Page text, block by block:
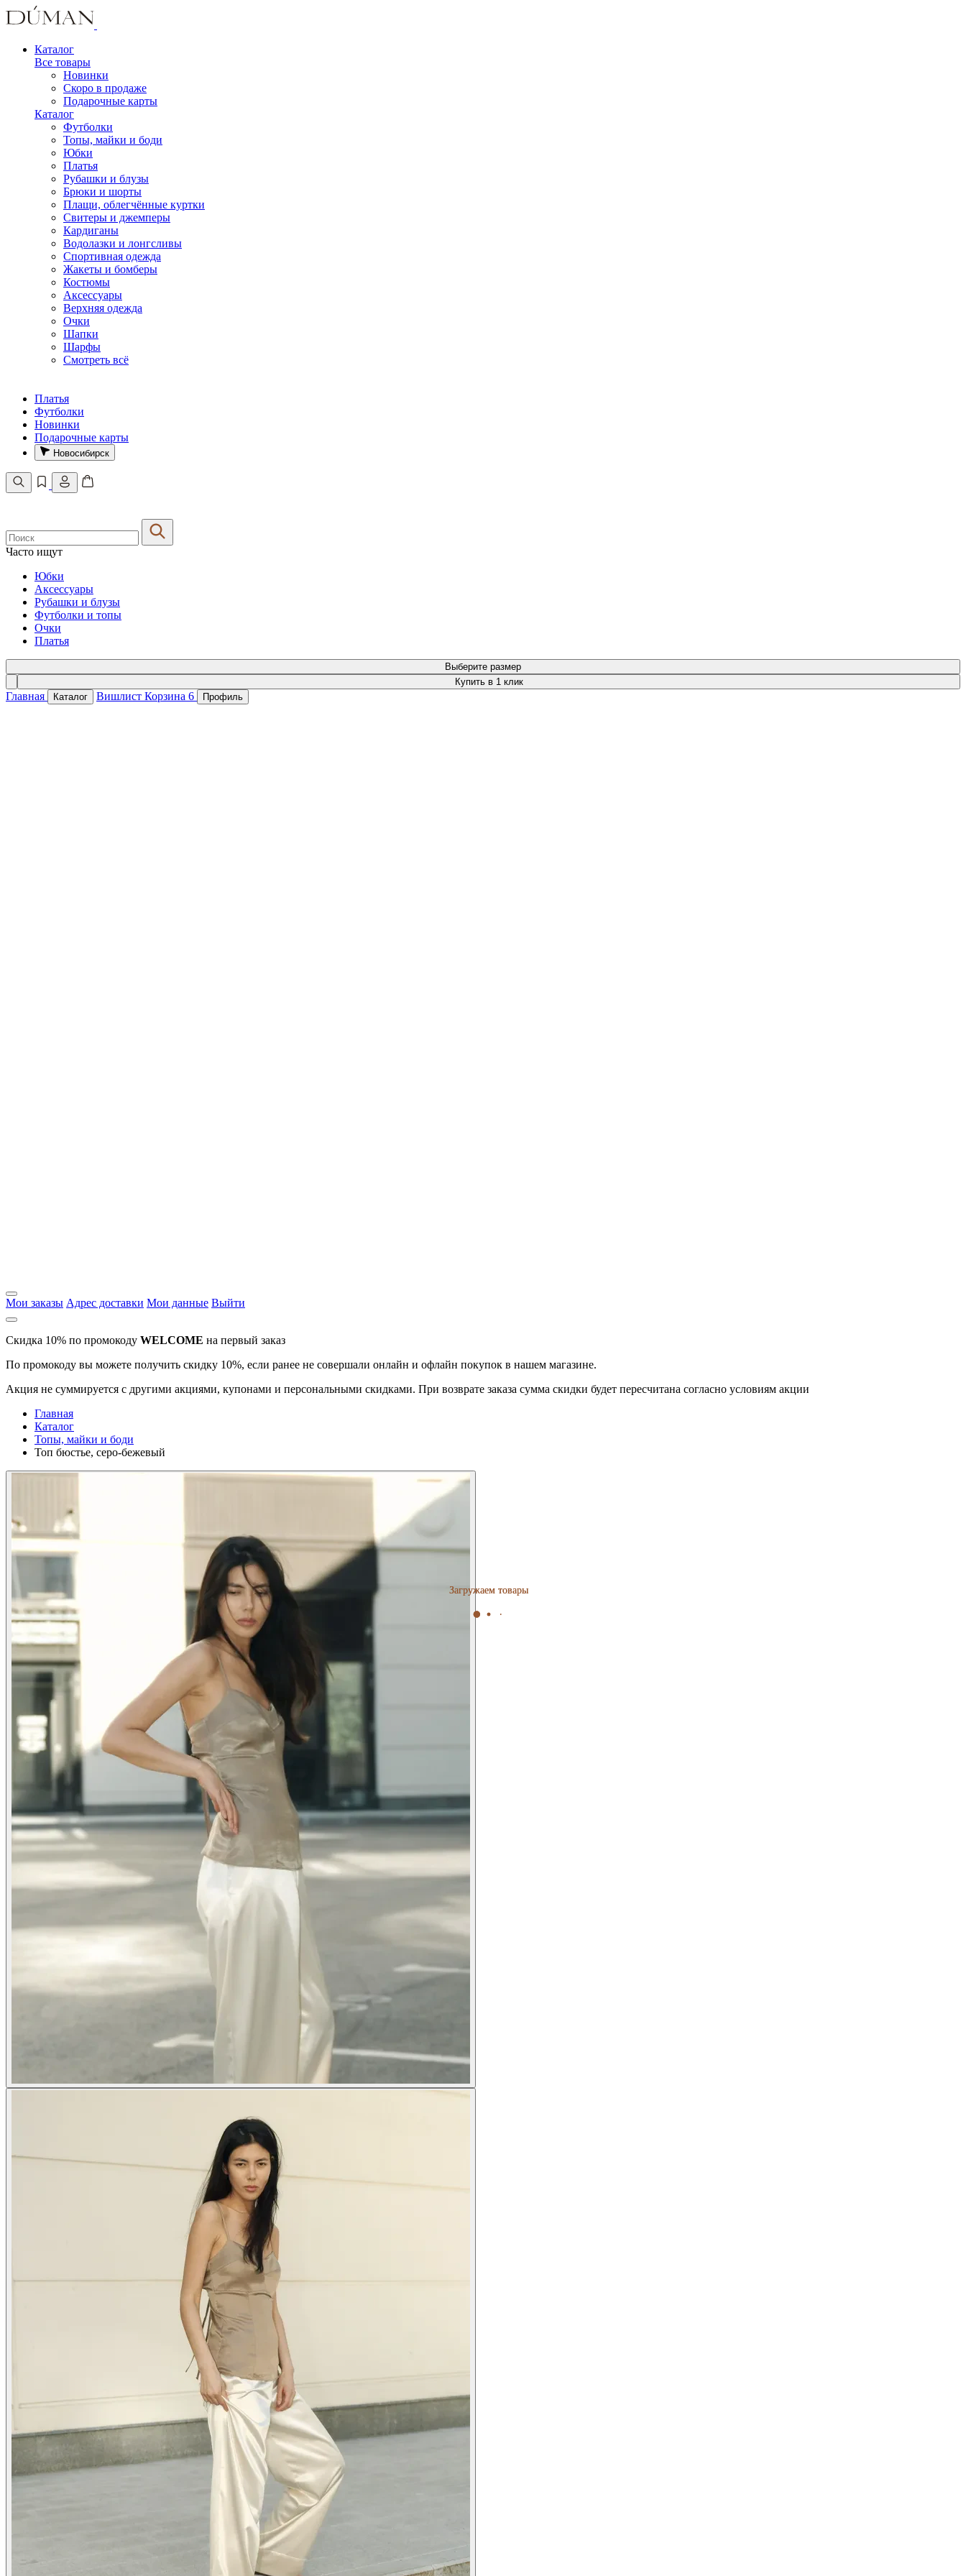
Каталог
Все товары
Новинки
Скоро в продаже
Подарочные карты
Каталог
Футболки
Топы, майки и боди
Юбки
Платья
Рубашки и блузы
Брюки и шорты
Плащи, облегчённые куртки
Свитеры и джемперы
Кардиганы
Водолазки и лонгсливы
Спортивная одежда
Жакеты и бомберы
Костюмы
Аксессуары
Верхняя одежда
Очки
Шапки
Шарфы
Смотреть всё
Платья
Футболки
Новинки
Подарочные карты
Новосибирск
Часто ищут
Юбки
Аксессуары
Рубашки и блузы
Футболки и топы
Очки
Платья
Выберите размер
Купить в 1 клик
Главная Каталог Вишлист Корзина 6 Профиль
Мои заказы Адрес доставки Мои данные Выйти
Скидка 10% по промокоду WELCOME на первый заказ
По промокоду вы можете получить скидку 10%, если ранее не совершали онлайн и офлайн покупок в нашем магазине.
Акция не суммируется с другими акциями, купонами и персональными скидками. При возврате заказа сумма скидки будет пересчитана согласно условиям акции
Главная
Каталог
Топы, майки и боди
Топ бюстье, серо-бежевый
Загружаем товары
Загружаем товары